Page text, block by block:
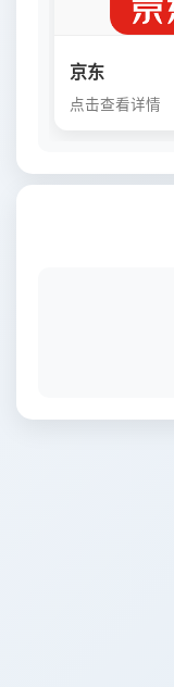
京东
点击查看详情